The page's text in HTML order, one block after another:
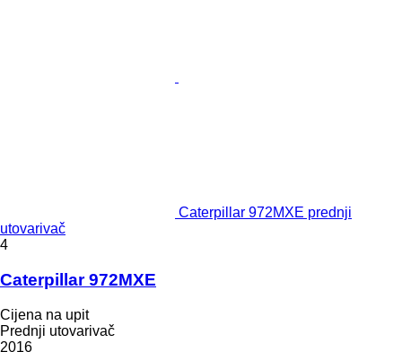
Caterpillar 972MXE prednji
utovarivač
4
Caterpillar 972MXE
Cijena na upit
Prednji utovarivač
2016